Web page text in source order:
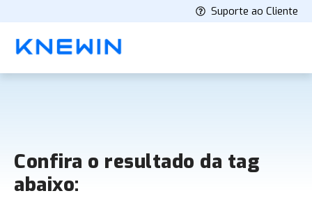
Suporte ao Cliente
Confira o resultado da tag
abaixo: